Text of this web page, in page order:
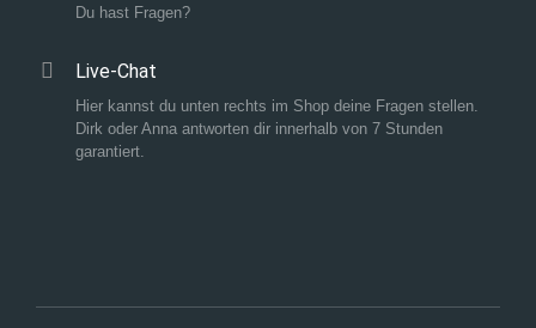
Du hast Fragen?
Live-Chat
Hier kannst du unten rechts im Shop deine Fragen stellen.
Dirk oder Anna antworten dir innerhalb von 7 Stunden
garantiert.